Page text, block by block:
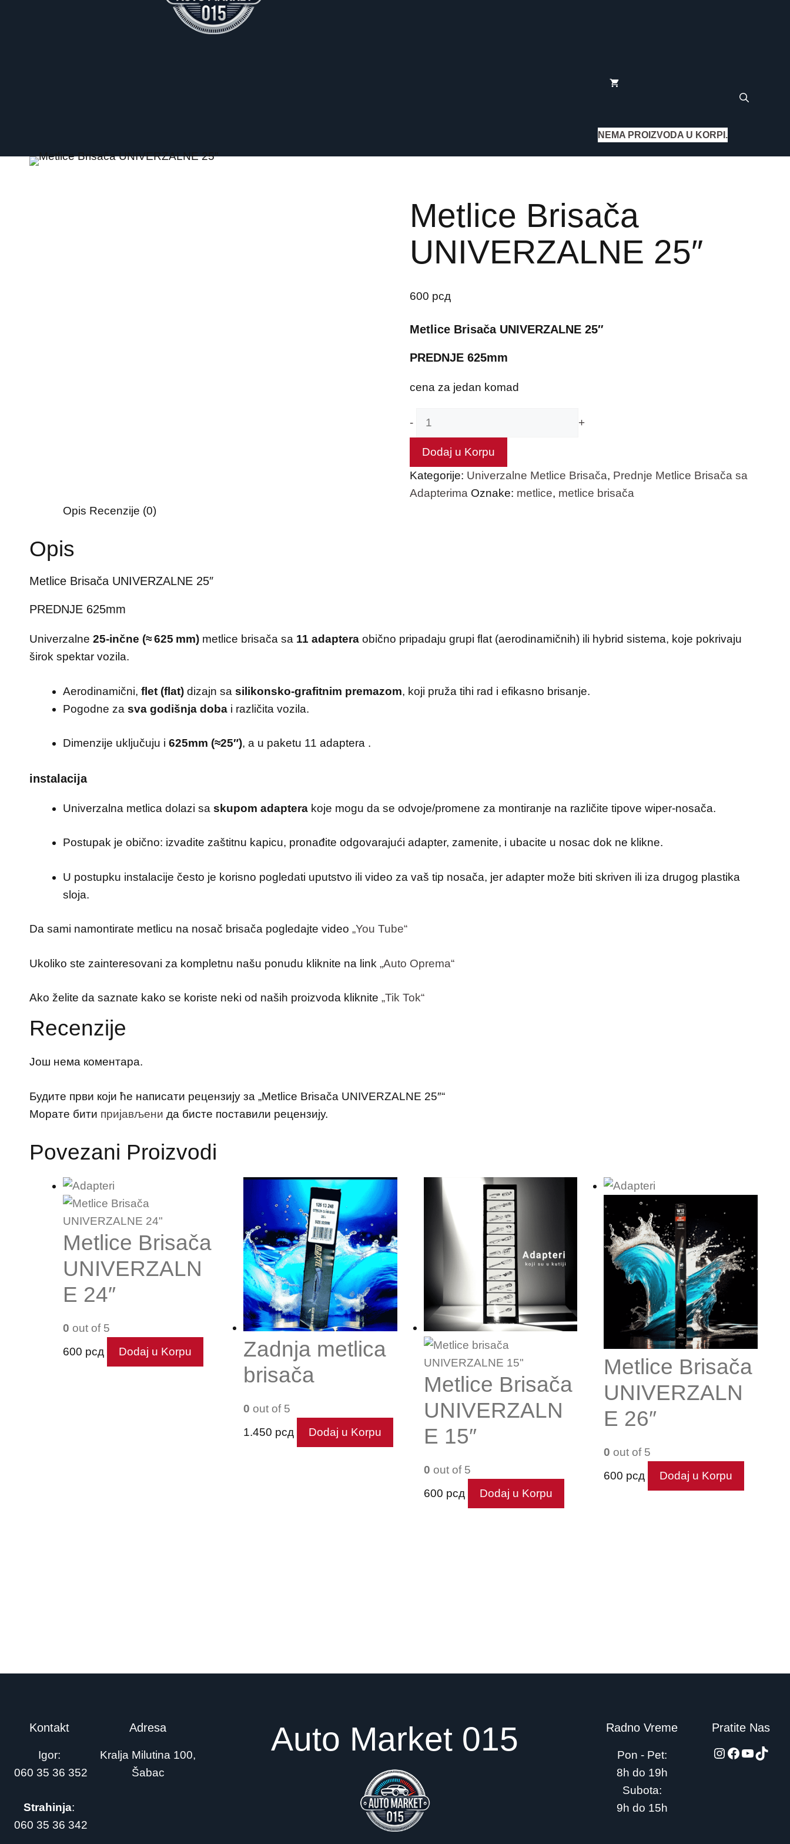
NEMA PROIZVODA U KORPI.
Metlice Brisača
UNIVERZALNE 25″
600 рсд
Metlice Brisača UNIVERZALNE 25″
PREDNJE 625mm
cena za jedan komad
-
Metlice
UNIVERZALNE
25"
количина
+
Dodaj u Korpu
Kategorije: Univerzalne Metlice Brisača, Prednje Metlice Brisača sa
Adapterima Oznake: metlice, metlice brisača
Opis Recenzije (0)
Opis
Metlice Brisača UNIVERZALNE 25″
PREDNJE 625mm
Univerzalne 25‑inčne (≈ 625 mm) metlice brisača sa 11 adaptera obično pripadaju grupi flat (aerodinamičnih) ili hybrid sistema, koje pokrivaju
širok spektar vozila.
Aerodinamični, flet (flat) dizajn sa silikonsko‑grafitnim premazom, koji pruža tihi rad i efikasno brisanje.
Pogodne za sva godišnja doba i različita vozila.
Dimenzije uključuju i 625mm (≈25″), a u paketu 11 adaptera .
instalacija
Univerzalna metlica dolazi sa skupom adaptera koje mogu da se odvoje/prome­ne za montiranje na različite tipove wiper‑nosača.
Postupak je obično: izvadite zaštitnu kapicu, pronađite odgovarajući adapter, zamenite, i ubacite u nosac dok ne klikne.
U postupku instalacije često je korisno pogledati uputstvo ili video za vaš tip nosača, jer adapter može biti skriven ili iza drugog plastika
sloja.
Da sami namontirate metlicu na nosač brisača pogledajte video „You Tube“
Ukoliko ste zainteresovani za kompletnu našu ponudu kliknite na link „Auto Oprema“
Ako želite da saznate kako se koriste neki od naših proizvoda kliknite „Tik Tok“
Recenzije
Још нема коментара.
Будите први који ће написати рецензију за „Metlice Brisača UNIVERZALNE 25″“
Морате бити пријављени да бисте поставили рецензију.
Povezani Proizvodi
Metlice Brisača
UNIVERZALN
E 24″
0 out of 5
600 рсд Dodaj u Korpu
Zadnja metlica
brisača
0 out of 5
1.450 рсд Dodaj u Korpu
Metlice Brisača
UNIVERZALN
E 15″
0 out of 5
600 рсд Dodaj u Korpu
Metlice Brisača
UNIVERZALN
E 26″
0 out of 5
600 рсд Dodaj u Korpu
Kontakt
Igor:
060 35 36 352
Strahinja:
060 35 36 342
Adresa
Kralja Milutina 100,
Šabac
Auto Market 015 Radno Vreme
Pon - Pet:
8h do 19h
Subota:
9h do 15h
Pratite Nas
Facebook